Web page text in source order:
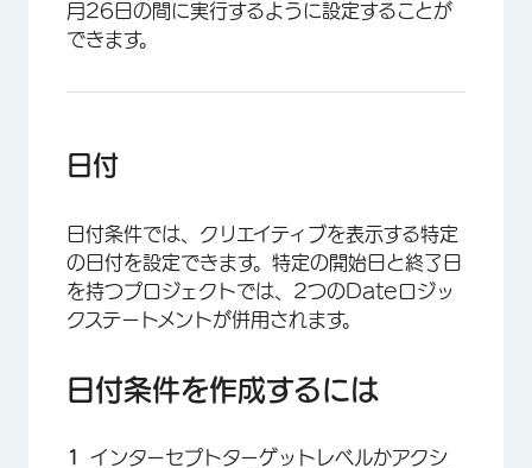
月26日の間に実行するように設定することが
できます。
日付
日付条件では、クリエイティブを表示する特定
の日付を設定できます。特定の開始日と終了日
を持つプロジェクトでは、2つのDateロジッ
クステートメントが併用されます。
日付条件を作成するには
インターセプトターゲットレベルかアクシ